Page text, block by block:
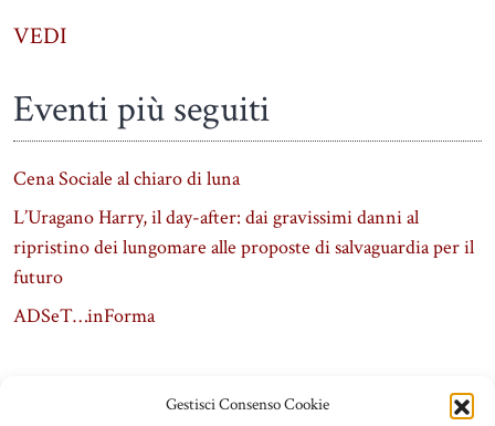
Gestisci Consenso Cookie
VEDI
Eventi più seguiti
Cena Sociale al chiaro di luna
L’Uragano Harry, il day-after: dai gravissimi danni al
ripristino dei lungomare alle proposte di salvaguardia per il
futuro
ADSeT…inForma